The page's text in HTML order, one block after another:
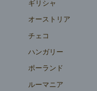
ギリシャ
オーストリア
チェコ
ハンガリー
ポーランド
ルーマニア